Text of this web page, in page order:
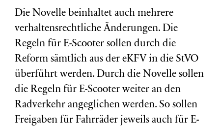
Die Novelle beinhaltet auch mehrere
verhaltensrechtliche Änderungen. Die
Regeln für E-Scooter sollen durch die
Reform sämtlich aus der eKFV in die StVO
überführt werden. Durch die Novelle sollen
die Regeln für E-Scooter weiter an den
Radverkehr angeglichen werden. So sollen
Freigaben für Fahrräder jeweils auch für E-